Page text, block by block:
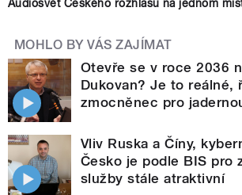
Audiosvět Českého rozhlasu na jednom
MOHLO BY VÁS ZAJÍMAT
Otevře se v roce 2036
Dukovan? Je to reálné,
zmocněnec pro
Vliv Ruska a Číny,
Česko je podle BIS pro
služby stále atraktivní